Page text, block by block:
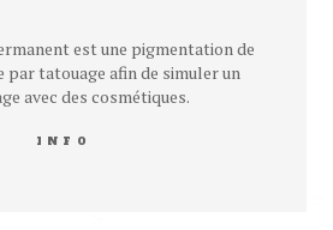
est une pigmentation de
par tatouage afin de simuler un
avec des cosmétiques.
INFO